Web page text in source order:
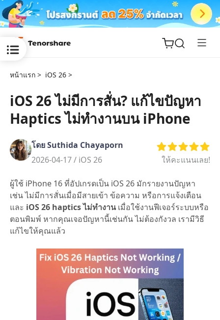
ReiBoot
for iOS
Tenorshare
New
iAnyGo
หน้าแรก > iOS 26 >
iOS 26 ไม่มีการสั่น? แก้ไขปัญหา
Haptics ไม่ทำงานบน iPhone
โดย Suthida Chayaporn
2026-04-17 / iOS 26 ให้คะแนนเลย!
ผู้ใช้ iPhone 16 ที่อัปเกรดเป็น iOS 26 มักรายงานปัญหา
เช่น ไม่มีการสั่นเมื่อมีสายเข้า ข้อความ หรือการแจ้งเตือน
และ iOS 26 haptics ไม่ทำงานเมื่อใช้งานฟีเจอร์ระบบหรือ
ตอนพิมพ์ หากคุณเจอปัญหานี้เช่นกัน ไม่ต้องกังวล เรามีวิธี
แก้ไขให้คุณแล้ว